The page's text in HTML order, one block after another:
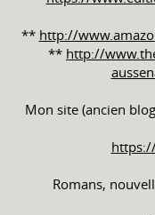
** http://
** http://
Mon site (ancien
Romans,